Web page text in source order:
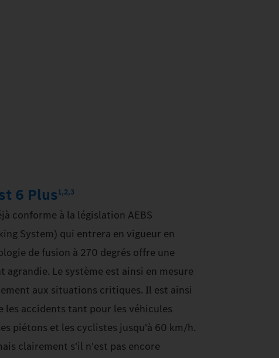
6 Plus1,2,3
conforme à la législation AEBS
System) qui entrera en vigueur en
de fusion à 270 degrés offre une
Le système est ainsi en mesure
aux situations critiques. Il est ainsi
les accidents tant pour les véhicules
piétons et les cyclistes jusqu'à 60 km/h.
clairement s'il n'est pas encore